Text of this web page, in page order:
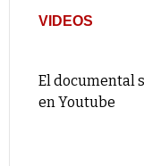
VIDEOS
El documental
en Youtube